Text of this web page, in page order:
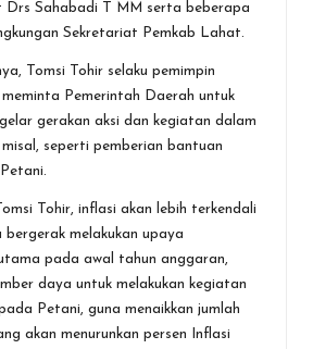
Drs Sahabadi T MM serta beberapa
Sekretariat Pemkab Lahat.
Tomsi Tohir selaku pemimpin
Pemerintah Daerah untuk
gerakan aksi dan kegiatan dalam
seperti pemberian bantuan
Tohir, inflasi akan lebih terkendali
bergerak melakukan upaya
pada awal tahun anggaran,
daya untuk melakukan kegiatan
Petani, guna menaikkan jumlah
akan menurunkan persen Inflasi